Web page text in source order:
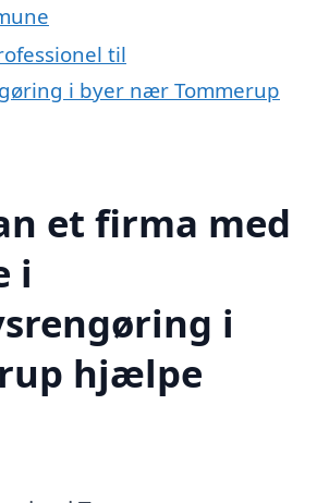
til
i byer nær Tommerup
et firma med
i
i
hjælpe